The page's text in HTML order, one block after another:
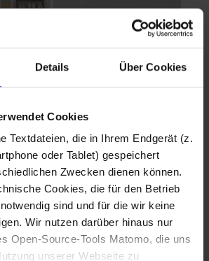
Details Über Cookies
Cookies
Textdateien, die in Ihrem Endgerät (z.
oder Tablet) gespeichert
Zwecken dienen können.
Cookies, die für den Betrieb
sind und für die wir keine
Wir nutzen darüber hinaus nur
Open-Source-Tools Matomo, die uns
unserer Webseite zu
Fotografo: Lorenz
Sternbach
Download